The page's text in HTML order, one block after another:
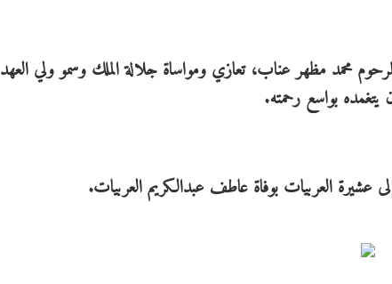
محمد مظهر عناب، تعازي ومواساة جلالة الملك وسمو ولي العهد
بواسع رحمته.
عشيرة العربيات بوفاة عاطف عبدالكريم العربيات.